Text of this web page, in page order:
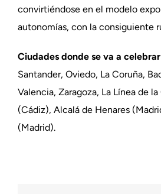
convirtiéndose en el modelo
autonomías, con la consiguiente
Ciudades donde se va a
Santander, Oviedo, La Coruña,
Valencia, Zaragoza, La Línea de
(Cádiz), Alcalá de Henares
(Madrid).